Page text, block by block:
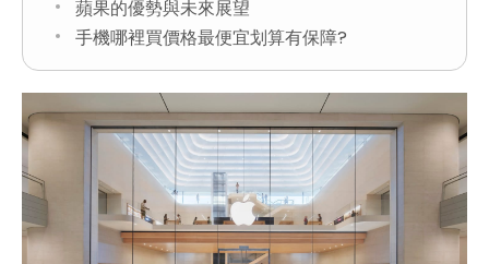
蘋果的優勢與未來展望
手機哪裡買價格最便宜划算有保障?